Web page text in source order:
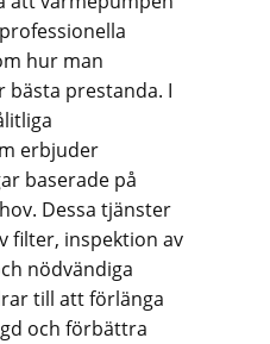
hur man
prestanda. I
erbjuder
baserade på
Dessa tjänster
filter, inspektion av
nödvändiga
till att förlänga
och förbättra